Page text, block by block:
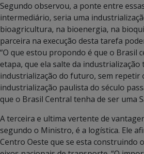
Segundo observou, a ponte entre
intermediário, seria uma
bioagricultura, na bioenergia, na
parceira na execução desta tarefa
“O que estou propondo é que o Brasil
etapa, que ela salte da
industrialização do futuro, sem repetir
industrialização paulista do século
que o Brasil Central tenha de ser uma
A terceira e ultima vertente de
segundo o Ministro, é a logística. Ele
Centro Oeste que se esta construindo